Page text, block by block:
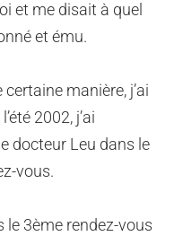
et me disait à quel
et ému.
certaine manière, j’ai
2002, j’ai
docteur Leu dans le
vous.
le 3ème rendez-vous